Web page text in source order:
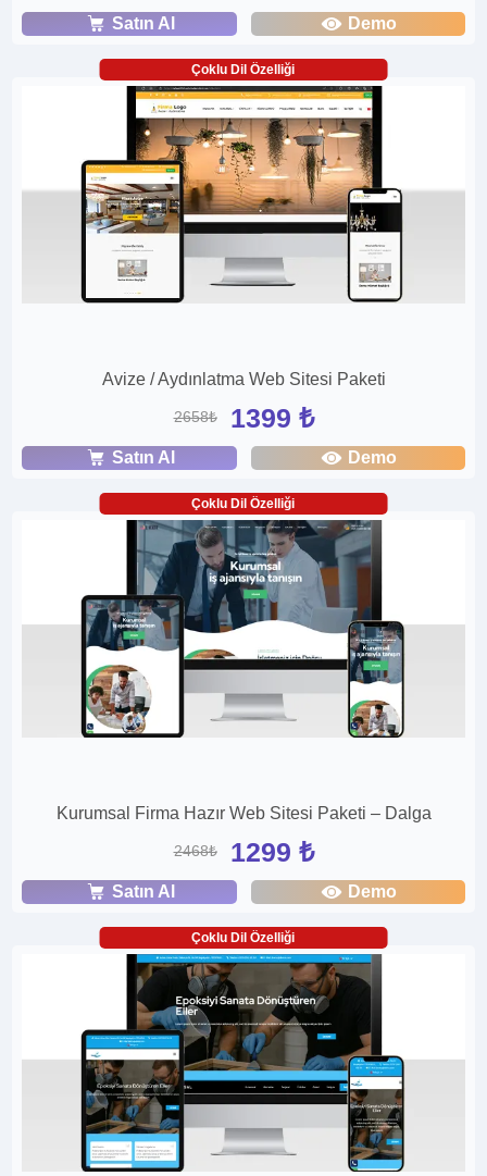
Satın Al Demo
Çoklu Dil Özelliği
Avize / Aydınlatma Web Sitesi Paketi
2658₺ 1399 ₺
Satın Al Demo
Çoklu Dil Özelliği
Kurumsal Firma Hazır Web Sitesi Paketi – Dalga
2468₺ 1299 ₺
Satın Al Demo
Çoklu Dil Özelliği